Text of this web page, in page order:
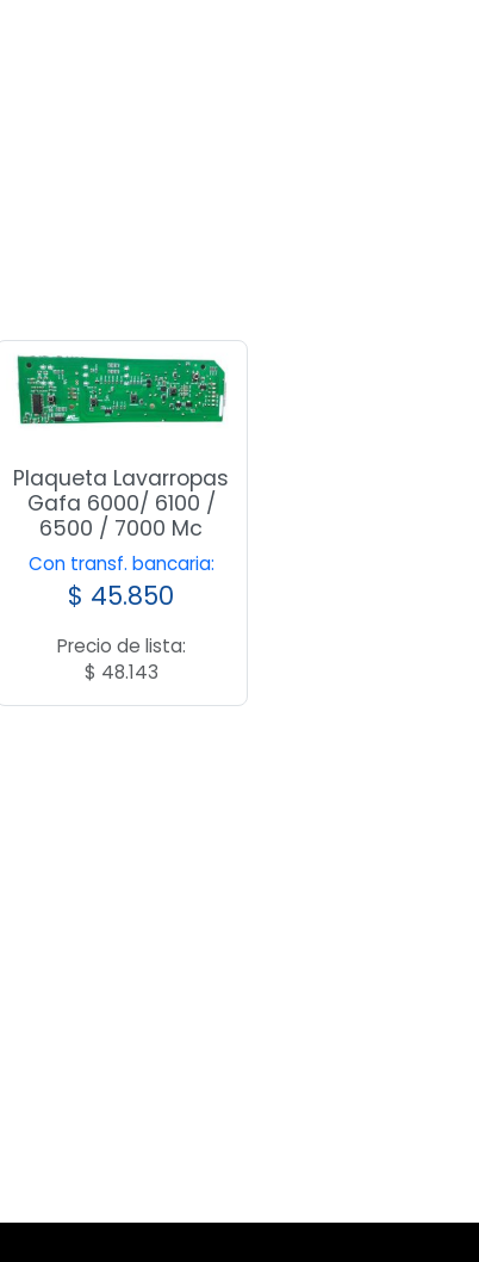
Plaqueta Lavarropas
Gafa 6000/ 6100 /
6500 / 7000 Mc
Con transf. bancaria:
$ 45.850
Precio de lista:
$ 48.143